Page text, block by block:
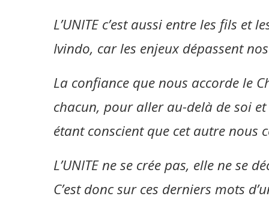
L’UNITE c’est aussi entre les fils et
Ivindo, car les enjeux dépassent
La confiance que nous accorde le
chacun, pour aller au-delà de soi
étant conscient que cet autre nous
L’UNITE ne se crée pas, elle ne se
C’est donc sur ces derniers mots